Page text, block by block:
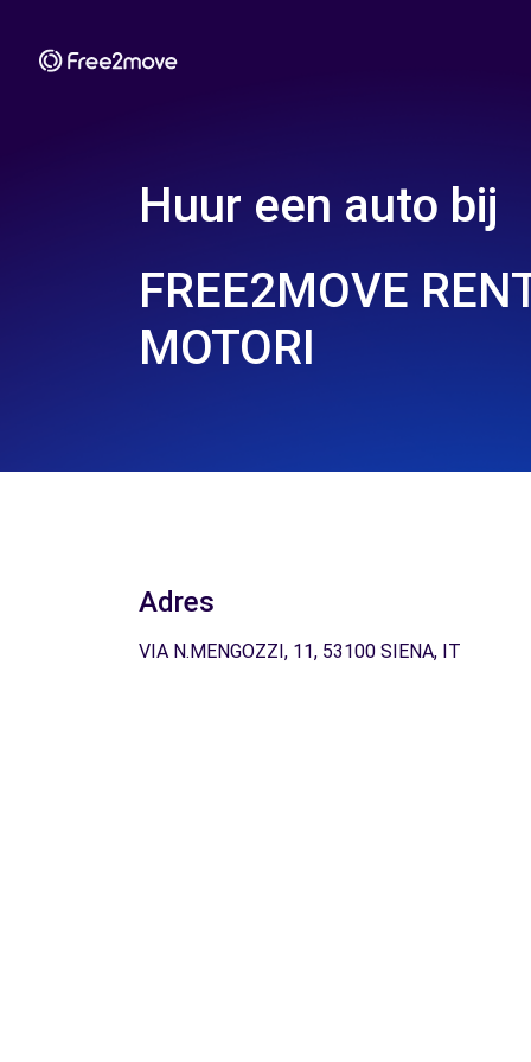
Huur een auto bij
FREE2MOVE
MOTORI
Adres
VIA N.MENGOZZI, 11, 53100 SIENA, IT